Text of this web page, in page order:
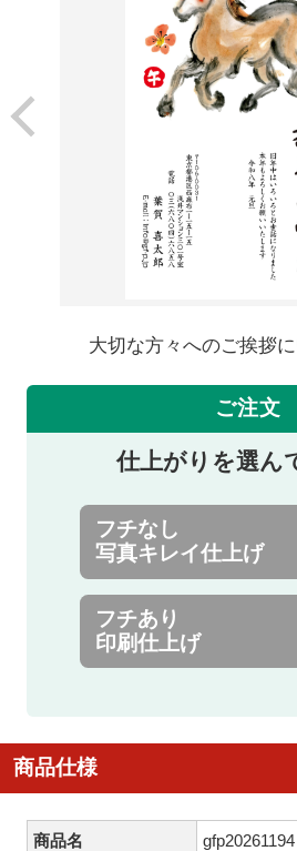
大切な方々へのご挨拶
ご注文
仕上がりを選ん
フチなし
写真キレイ仕上げ
フチあり
印刷仕上げ
商品仕様
商品名 gfp20261194